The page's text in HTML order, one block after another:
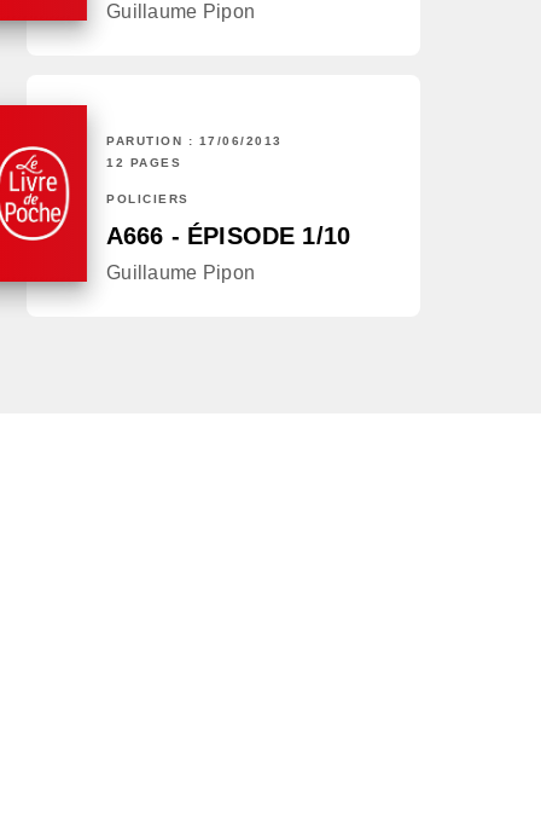
Guillaume Pipon
PARUTION : 17/06/2013
12 PAGES
POLICIERS
A666 - ÉPISODE 1/10
Guillaume Pipon